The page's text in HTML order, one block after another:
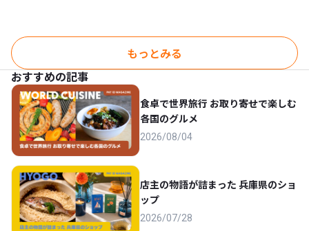
もっとみる
おすすめの記事
食卓で世界旅行 お取り寄せで楽しむ
各国のグルメ
2026/08/04
店主の物語が詰まった 兵庫県のショ
ップ
2026/07/28